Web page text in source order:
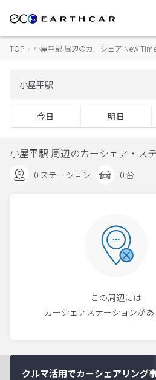
TOP › 小屋平駅 周辺のカーシェア New
今日 明日
小屋平駅 周辺のカーシェア・ス
0 ステーション 0 台
この周辺には
カーシェアステーションが
クルマ活用でカーシェアリング